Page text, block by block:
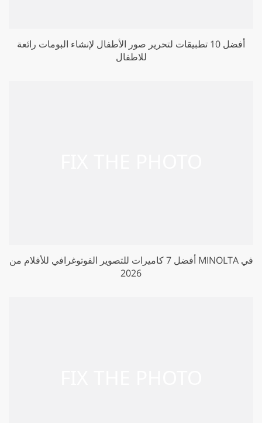
أفضل 10 تطبيقات لتحرير صور الأطفال لإنشاء البومات رائعة
للاطفال
أفضل 7 كاميرات للتصوير الفوتوغرافي للأفلام من MINOLTA في
2026